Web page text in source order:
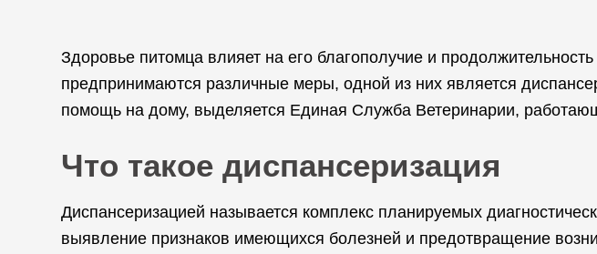
Здоровье питомца влияет на его благополучие и
предпринимаются различные меры, одной из них является
помощь на дому, выделяется Единая Служба Ветеринарии,
Что такое диспансеризация
Диспансеризацией называется комплекс планируемых
выявление признаков имеющихся болезней и предотвращение